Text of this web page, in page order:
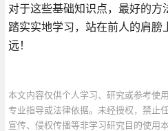
对于这些基础知识点，最好的
踏实实地学习，站在前人的肩膀
远！
本文内容仅供个人学习、研究或参考使
专业指导或法律依据。未经授权，禁止
宣传、侵权传播等非学习研究目的使用